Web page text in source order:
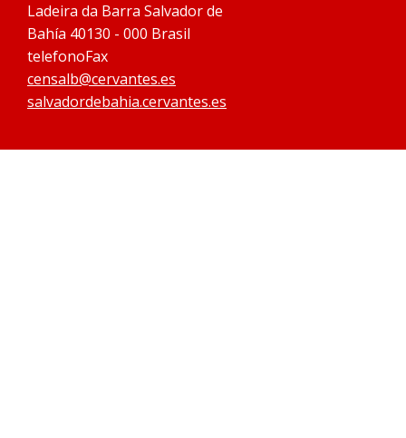
Ladeira da Barra Salvador de
Bahía 40130 - 000 Brasil
telefonoFax
censalb@cervantes.es
salvadordebahia.cervantes.es